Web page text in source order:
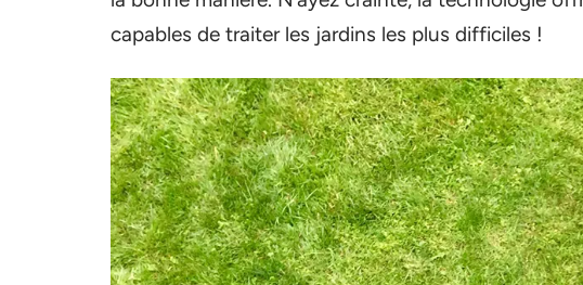
capables de traiter les jardins les plus difficiles !